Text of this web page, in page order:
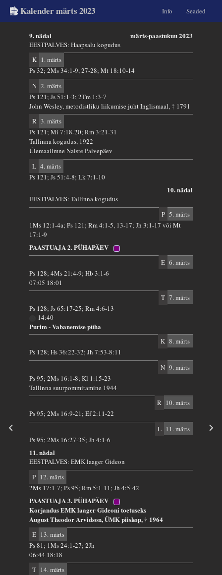
Kalender märts 2023 Info Seaded
9. nädal märts-paastukuu 2023
EESTPALVES: Haapsalu kogudus
K 1. märts
Ps 32; 2Ms 34:1-9, 27-28; Mt 18:10-14
N 2. märts
Ps 121; Js 51:1-3; 2Tm 1:3-7
John Wesley, metodistliku liikumise juht Inglismaal, † 1791
R 3. märts
Ps 121; Mi 7:18-20; Rm 3:21-31
Tallinna kogudus, 1922
Ülemaailmne Naiste Palvepäev
L 4. märts
Ps 121; Js 51:4-8; Lk 7:1-10
10. nädal
EESTPALVES: Tallinna kogudus
P 5. märts
1Ms 12:1-4a; Ps 121; Rm 4:1-5, 13-17; Jh 3:1-17 või Mt
17:1-9
PAASTUAJA 2. PÜHAPÄEV
E 6. märts
Ps 128; 4Ms 21:4-9; Hb 3:1-6
07:05 18:01
T 7. märts
Ps 128; Js 65:17-25; Rm 4:6-13
14:40
Purim - Vabanemise püha
K 8. märts
Ps 128; Hs 36:22-32; Jh 7:53-8:11
N 9. märts
Ps 95; 2Ms 16:1-8; Kl 1:15-23
Tallinna suurpommitamine 1944
R 10. märts
Ps 95; 2Ms 16:9-21; Ef 2:11-22
L 11. märts
Ps 95; 2Ms 16:27-35; Jh 4:1-6
11. nädal
EESTPALVES: EMK laager Gideon
P 12. märts
2Ms 17:1-7; Ps 95; Rm 5:1-11; Jh 4:5-42
PAASTUAJA 3. PÜHAPÄEV
Korjandus EMK laager Gideoni toetuseks
August Theodor Arvidson, ÜMK piiskop, † 1964
E 13. märts
Ps 81; 1Ms 24:1-27; 2Jh
06:44 18:18
T 14. märts